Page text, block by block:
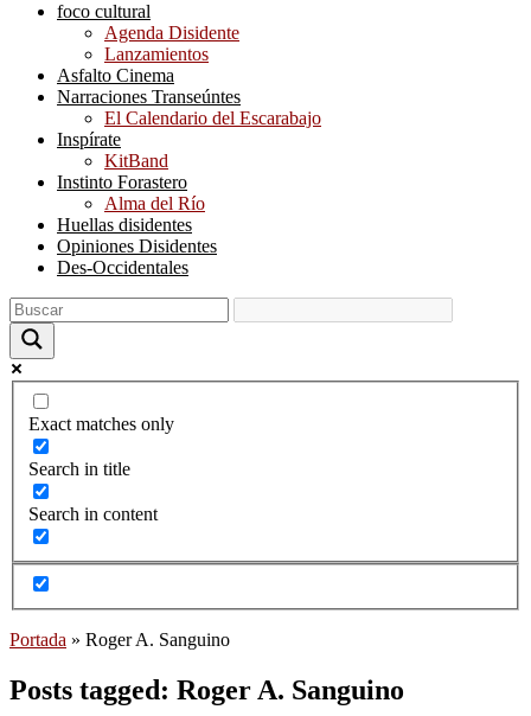
foco cultural
Agenda Disidente
Lanzamientos
Asfalto Cinema
Narraciones Transeúntes
El Calendario del Escarabajo
Inspírate
KitBand
Instinto Forastero
Alma del Río
Huellas disidentes
Opiniones Disidentes
Des-Occidentales
Exact matches only
Search in title
Search in content
Portada » Roger A. Sanguino
Posts tagged: Roger A. Sanguino